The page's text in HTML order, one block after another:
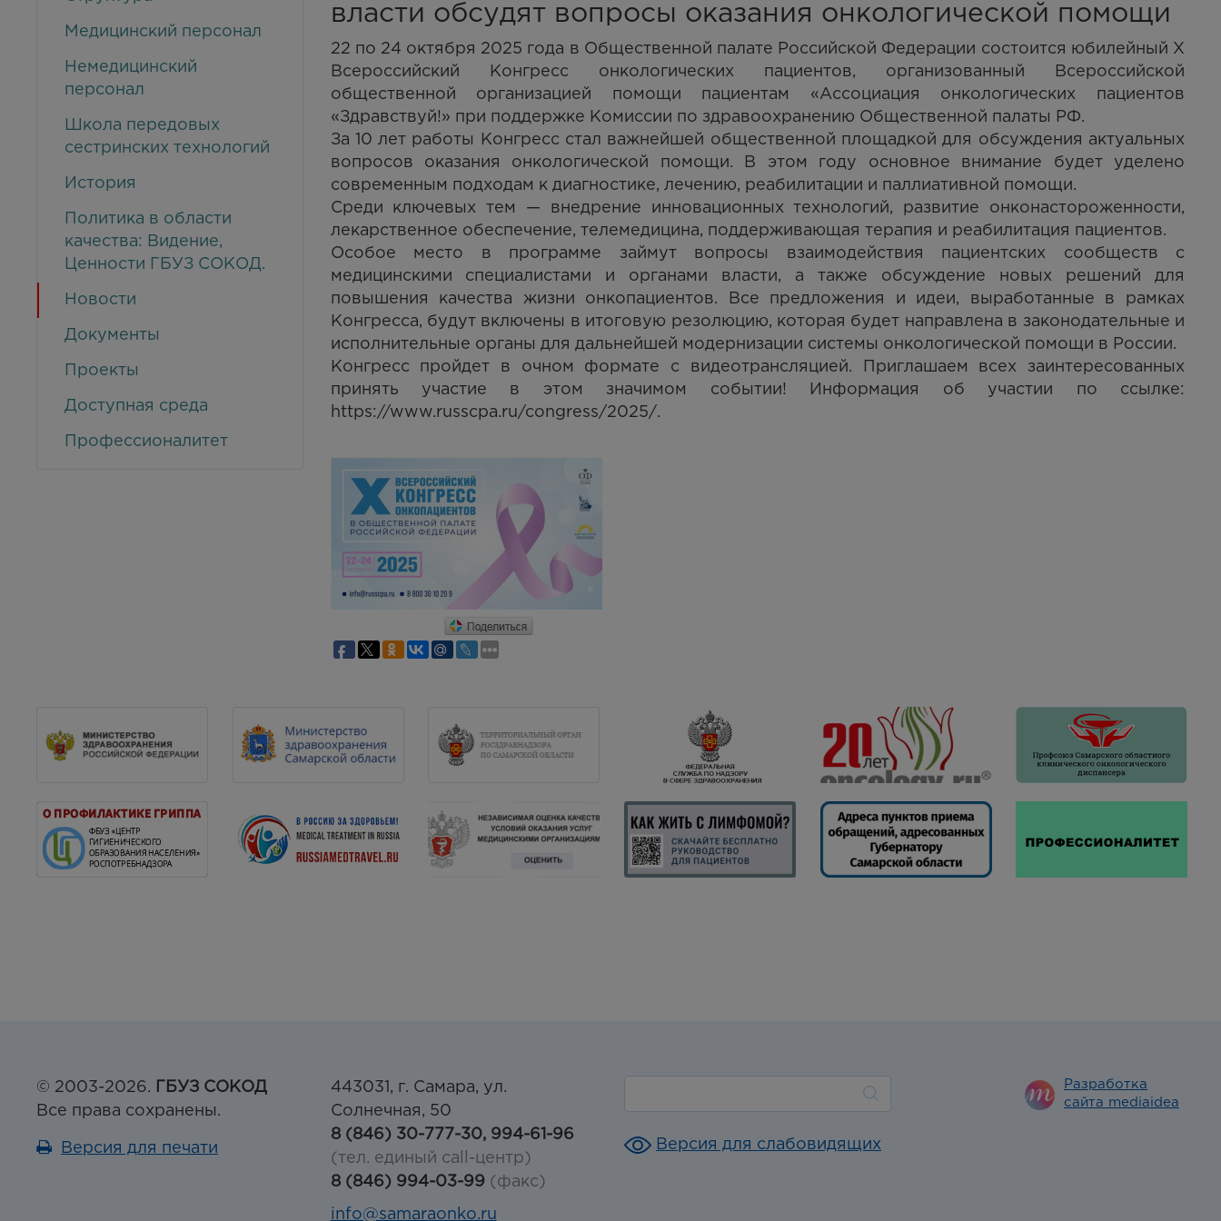
Медицинский персонал
Немедицинский
персонал
Школа передовых
сестринских технологий
История
Политика в области
качества: Видение,
Ценности ГБУЗ СОКОД.
Новости
Документы
Проекты
Доступная среда
Профессионалитет
власти обсудят вопросы оказания онкологической помощи
22 по 24 октября 2025 года в Общественной палате Российской Федерации состоится юбилейный X
Всероссийский Конгресс онкологических пациентов, организованный Всероссийской
общественной организацией помощи пациентам «Ассоциация онкологических пациентов
«Здравствуй!» при поддержке Комиссии по здравоохранению Общественной палаты РФ.
За 10 лет работы Конгресс стал важнейшей общественной площадкой для обсуждения актуальных
вопросов оказания онкологической помощи. В этом году основное внимание будет уделено
современным подходам к диагностике, лечению, реабилитации и паллиативной помощи.
Среди ключевых тем — внедрение инновационных технологий, развитие онконастороженности,
лекарственное обеспечение, телемедицина, поддерживающая терапия и реабилитация пациентов.
Особое место в программе займут вопросы взаимодействия пациентских сообществ с
медицинскими специалистами и органами власти, а также обсуждение новых решений для
повышения качества жизни онкопациентов. Все предложения и идеи, выработанные в рамках
Конгресса, будут включены в итоговую резолюцию, которая будет направлена в законодательные и
исполнительные органы для дальнейшей модернизации системы онкологической помощи в России.
Конгресс пройдет в очном формате с видеотрансляцией. Приглашаем всех заинтересованных
принять участие в этом значимом событии! Информация об участии по ссылке:
https://www.russcpa.ru/congress/2025/.
© 2003-2026.
ГБУЗ СОКОД
Все права сохранены.
Версия для печати
443031, г. Самара, ул.
Солнечная, 50
8 (846) 30-777-30, 994-61-96
(тел. единый call-центр)
8 (846) 994-03-99 (факс)
info@samaraonko.ru
Версия для слабовидящих
Разработка
сайта mediaidea